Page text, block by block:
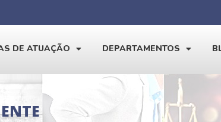
DE ATUAÇÃO DEPARTAMENTOS